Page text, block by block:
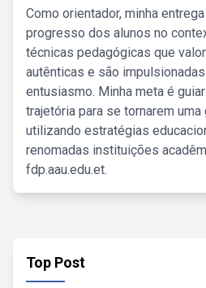
Como orientador, minha
progresso dos alunos no
técnicas pedagógicas que
autênticas e são
entusiasmo. Minha meta é
trajetória para se tornarem
utilizando estratégias
renomadas instituições
fdp.aau.edu.et.
Top Post